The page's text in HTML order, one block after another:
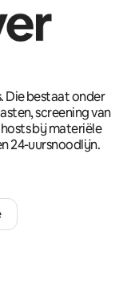
Die bestaat onder
screening van
bij materiële
24-uursnoodlijn.